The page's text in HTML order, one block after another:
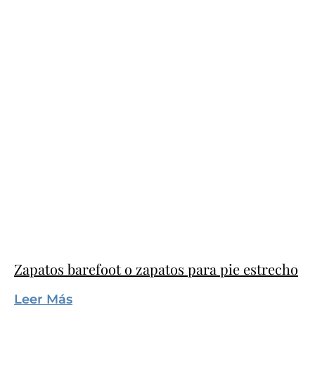
Zapatos barefoot o zapatos para pie estrecho
Leer Más